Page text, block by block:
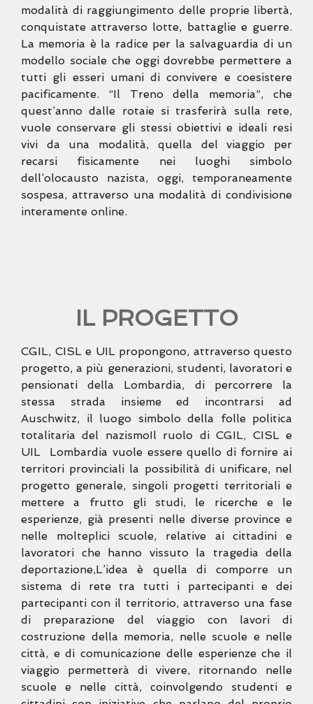
modalità di raggiungimento delle proprie libertà,
conquistate attraverso lotte, battaglie e guerre.
La memoria è la radice per la salvaguardia di un
modello sociale che oggi dovrebbe permettere a
tutti gli esseri umani di convivere e coesistere
pacificamente. “Il Treno della memoria”, che
quest’anno dalle rotaie si trasferirà sulla rete,
vuole conservare gli stessi obiettivi e ideali resi
vivi da una modalità, quella del viaggio per
recarsi fisicamente nei luoghi simbolo
dell’olocausto nazista, oggi, temporaneamente
sospesa, attraverso una modalità di condivisione
interamente online.
IL PROGETTO
CGIL, CISL e UIL propongono, attraverso questo
progetto, a più generazioni, studenti, lavoratori e
pensionati della Lombardia, di percorrere la
stessa strada insieme ed incontrarsi ad
Auschwitz, il luogo simbolo della folle politica
totalitaria del nazismoIl ruolo di CGIL, CISL e
UIL Lombardia vuole essere quello di fornire ai
territori provinciali la possibilità di unificare, nel
progetto generale, singoli progetti territoriali e
mettere a frutto gli studi, le ricerche e le
esperienze, già presenti nelle diverse province e
nelle molteplici scuole, relative ai cittadini e
lavoratori che hanno vissuto la tragedia della
deportazione,L’idea è quella di comporre un
sistema di rete tra tutti i partecipanti e dei
partecipanti con il territorio, attraverso una fase
di preparazione del viaggio con lavori di
costruzione della memoria, nelle scuole e nelle
città, e di comunicazione delle esperienze che il
viaggio permetterà di vivere, ritornando nelle
scuole e nelle città, coinvolgendo studenti e